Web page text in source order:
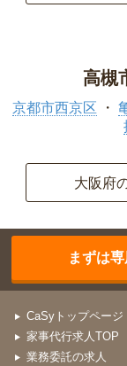
高槻
京都市西京区
大阪府
まずは
CaSyトップページ
家事代行求人TOP
業務委託の求人